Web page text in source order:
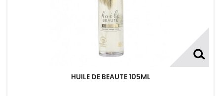
HUILE DE BEAUTE 105ML